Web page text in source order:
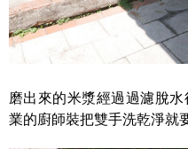
磨出來的米漿經過過濾脫
業的廚師裝把雙手洗乾淨就